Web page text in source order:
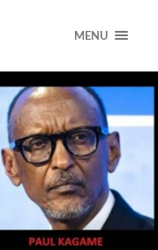
MENU